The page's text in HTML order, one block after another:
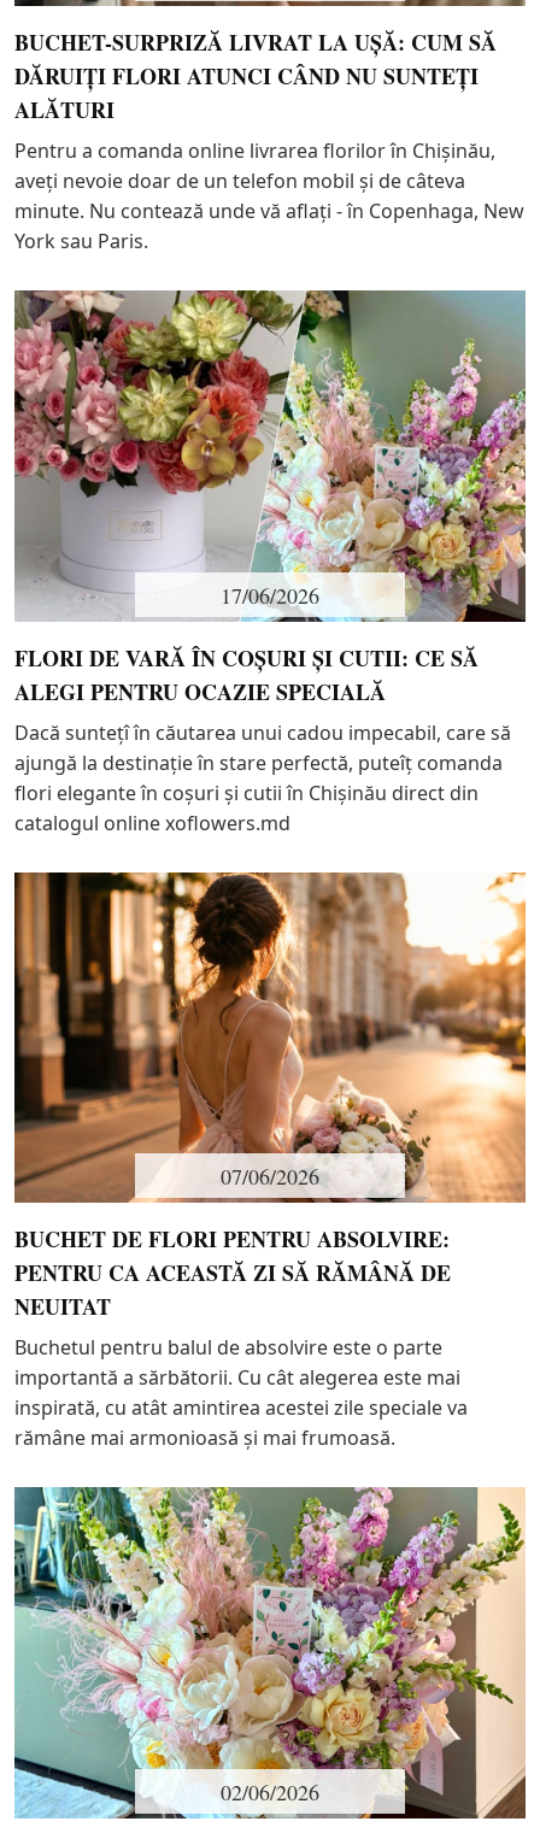
BUCHET-SURPRIZĂ LIVRAT LA UȘĂ: CUM SĂ
DĂRUIȚI FLORI ATUNCI CÂND NU SUNTEȚI
ALĂTURI
Pentru a comanda online livrarea florilor în Chișinău,
aveți nevoie doar de un telefon mobil și de câteva
minute. Nu contează unde vă aflați - în Copenhaga, New
York sau Paris.
17/06/2026
FLORI DE VARĂ ÎN COȘURI ȘI CUTII: CE SĂ
ALEGI PENTRU OCAZIE SPECIALĂ
Dacă suntețî în căutarea unui cadou impecabil, care să
ajungă la destinație în stare perfectă, puteîț comanda
flori elegante în coșuri și cutii în Chișinău direct din
catalogul online xoflowers.md
07/06/2026
BUCHET DE FLORI PENTRU ABSOLVIRE:
PENTRU CA ACEASTĂ ZI SĂ RĂMÂNĂ DE
NEUITAT
Buchetul pentru balul de absolvire este o parte
importantă a sărbătorii. Cu cât alegerea este mai
inspirată, cu atât amintirea acestei zile speciale va
rămâne mai armonioasă și mai frumoasă.
02/06/2026